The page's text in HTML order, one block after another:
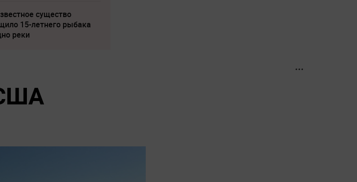
существо
15-летнего рыбака
реки